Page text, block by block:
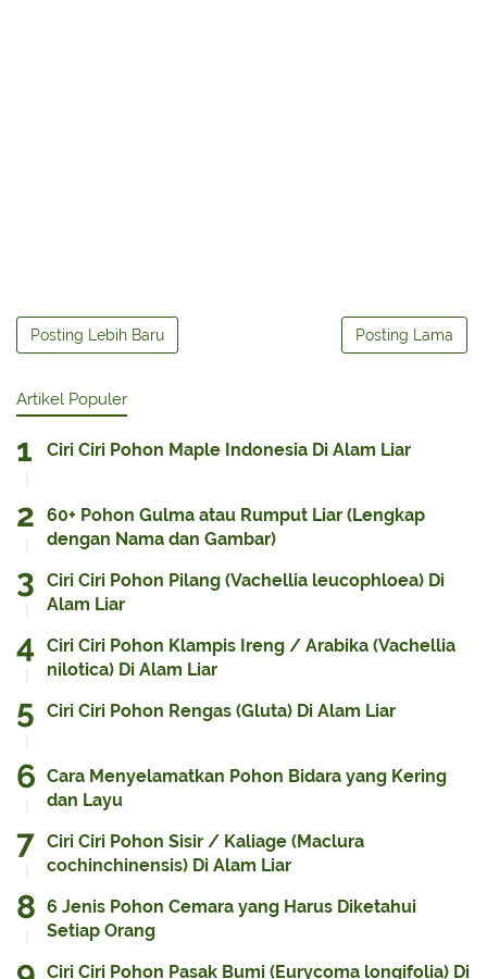
Posting Lebih Baru Posting Lama
Artikel Populer
Ciri Ciri Pohon Maple Indonesia Di Alam Liar
60+ Pohon Gulma atau Rumput Liar (Lengkap
dengan Nama dan Gambar)
Ciri Ciri Pohon Pilang (Vachellia leucophloea) Di
Alam Liar
Ciri Ciri Pohon Klampis Ireng / Arabika (Vachellia
nilotica) Di Alam Liar
Ciri Ciri Pohon Rengas (Gluta) Di Alam Liar
Cara Menyelamatkan Pohon Bidara yang Kering
dan Layu
Ciri Ciri Pohon Sisir / Kaliage (Maclura
cochinchinensis) Di Alam Liar
6 Jenis Pohon Cemara yang Harus Diketahui
Setiap Orang
Ciri Ciri Pohon Pasak Bumi (Eurycoma longifolia) Di